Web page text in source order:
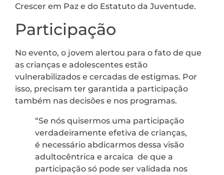
Crescer em Paz e do Estatuto da Juventude.
Participação
No evento, o jovem alertou para o fato de que
as crianças e adolescentes estão
vulnerabilizados e cercadas de estigmas. Por
isso, precisam ter garantida a participação
também nas decisões e nos programas.
“Se nós quisermos uma participação
verdadeiramente efetiva de crianças,
é necessário abdicarmos dessa visão
adultocêntrica e arcaica de que a
participação só pode ser validada nos